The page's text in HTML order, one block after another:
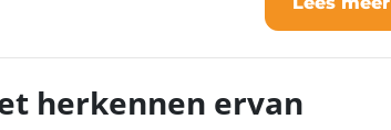
herkennen ervan